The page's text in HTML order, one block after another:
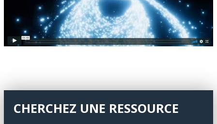
CHERCHEZ UNE RESSOURCE